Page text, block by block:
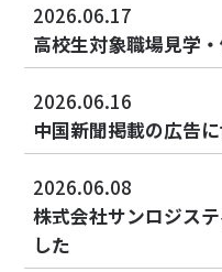
2026.06.17
高校生対象職場見学
2026.06.16
中国新聞掲載の広告
2026.06.08
株式会社サンロジス
した